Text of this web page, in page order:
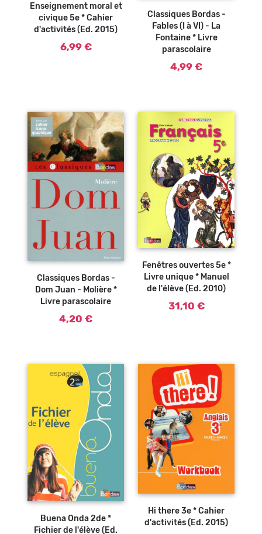
Enseignement moral et
civique 5e * Cahier
d'activités (Ed. 2015)
6,99 €
Classiques Bordas -
Fables (I à VI) - La
Fontaine * Livre
parascolaire
4,99 €
Ajouter au
Classiques Bordas -
Dom Juan - Molière *
Livre parascolaire
4,20 €
Ajouter au
Fenêtres ouvertes 5e *
Livre unique * Manuel
de l'élève (Ed. 2010)
31,10 €
Ajouter au
Buena Onda 2de *
Fichier de l'élève (Ed.
Hi there 3e * Cahier
d'activités (Ed. 2015)